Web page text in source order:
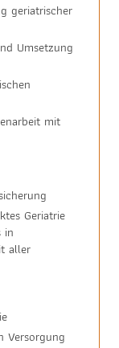
geriatrischer
Umsetzung
mit
Geriatrie
in
aller
Versorgung